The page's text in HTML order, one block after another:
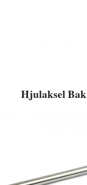
Hjulaksel Bak